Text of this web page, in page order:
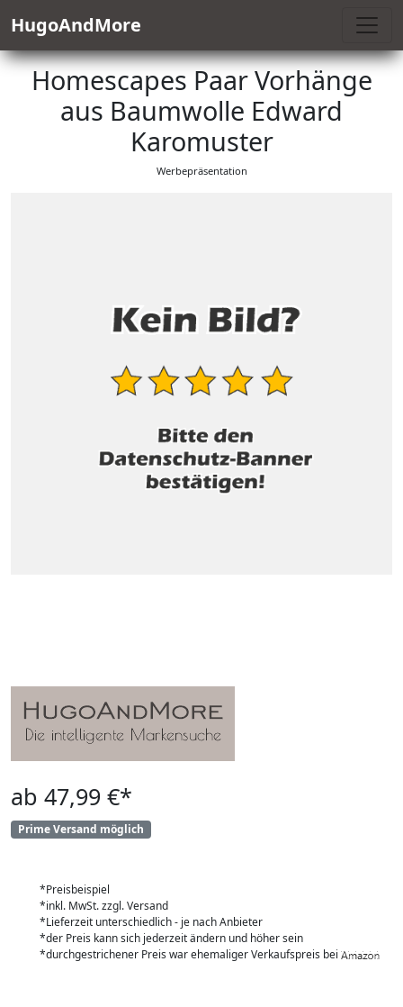
HugoAndMore
Homescapes Paar Vorhänge
aus Baumwolle Edward
Karomuster
Werbepräsentation
ab 47,99 €*
Prime Versand möglich
*Preisbeispiel
*inkl. MwSt. zzgl. Versand
*Lieferzeit unterschiedlich - je nach Anbieter
*der Preis kann sich jederzeit ändern und höher sein
*durchgestrichener Preis war ehemaliger Verkaufspreis bei